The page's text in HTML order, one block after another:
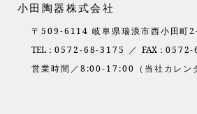
小田陶器株式会社
〒509-6114 岐阜県瑞浪市西小田町
TEL： 0572-68-3175 ／ FAX： 0572-
営業時間／8:00-17:00（当社カレン